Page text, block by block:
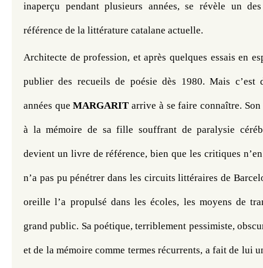
inaperçu pendant plusieurs années, se révèle un
référence de la littérature catalane actuelle.
Architecte de profession, et après quelques essais en
publier des recueils de poésie dès 1980. Mais c’est
années que MARGARIT arrive à se faire connaître.
à la mémoire de sa fille souffrant de paralysie
devient un livre de référence, bien que les critiques
n’a pas pu pénétrer dans les circuits littéraires de
oreille l’a propulsé dans les écoles, les moyens de
grand public. Sa poétique, terriblement pessimiste,
et de la mémoire comme termes récurrents, a fait de lui